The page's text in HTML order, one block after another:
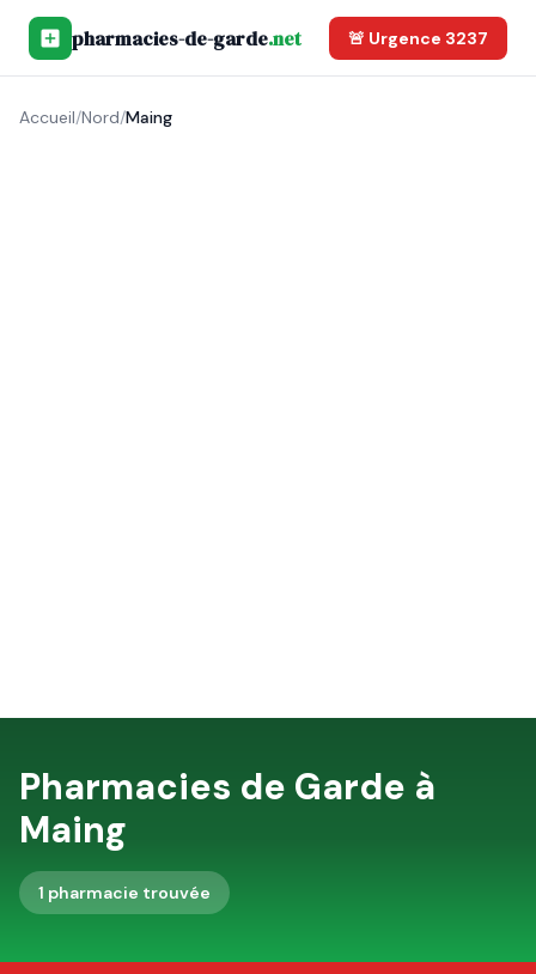
pharmacies-de-garde.net 🚨 Urgence 3237
Accueil/Nord/Maing
Pharmacies de Garde à
Maing
1 pharmacie trouvée